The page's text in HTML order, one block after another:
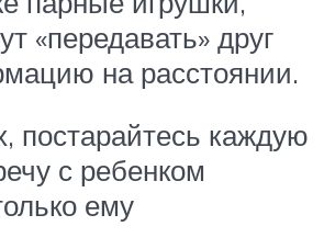
«передавать» друг
на расстоянии.
постарайтесь каждую
с ребенком
ему